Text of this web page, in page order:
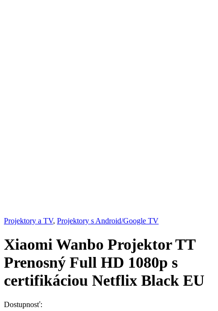
Projektory a TV, Projektory s Android/Google TV
Xiaomi Wanbo Projektor TT
Prenosný Full HD 1080p s
certifikáciou Netflix Black EU
Dostupnosť: